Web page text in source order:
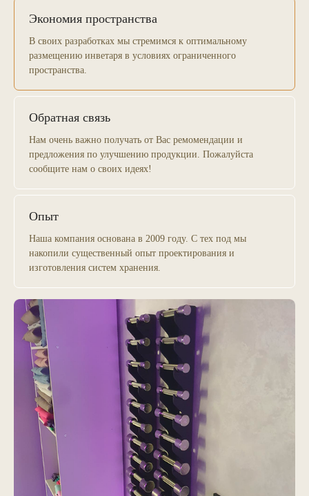
Экономия пространства
В своих разработках мы стремимся к оптимальному
размещению инветаря в условиях ограниченного
пространства.
Обратная связь
Нам очень важно получать от Вас ремомендации и
предложения по улучшению продукции. Пожалуйста
сообщите нам о своих идеях!
Опыт
Наша компания основана в 2009 году. С тех под мы
накопили существенный опыт проектирования и
изготовления систем хранения.